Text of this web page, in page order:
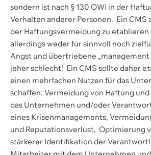
sondern ist nach § 130 OWI in der
Verhalten anderer Personen. Ein CMS
der Haftungsvermeidung zu
allerdings weder für sinnvoll noch
Angst und übertriebene
jeher schlecht! Ein CMS sollte daher
einen mehrfachen Nutzen für das
schaffen: Vermeidung von Haftung
das Unternehmen und/oder
eines Krisenmanagements,
und Reputationsverlust, Optimierung
stärkerer Identifikation der